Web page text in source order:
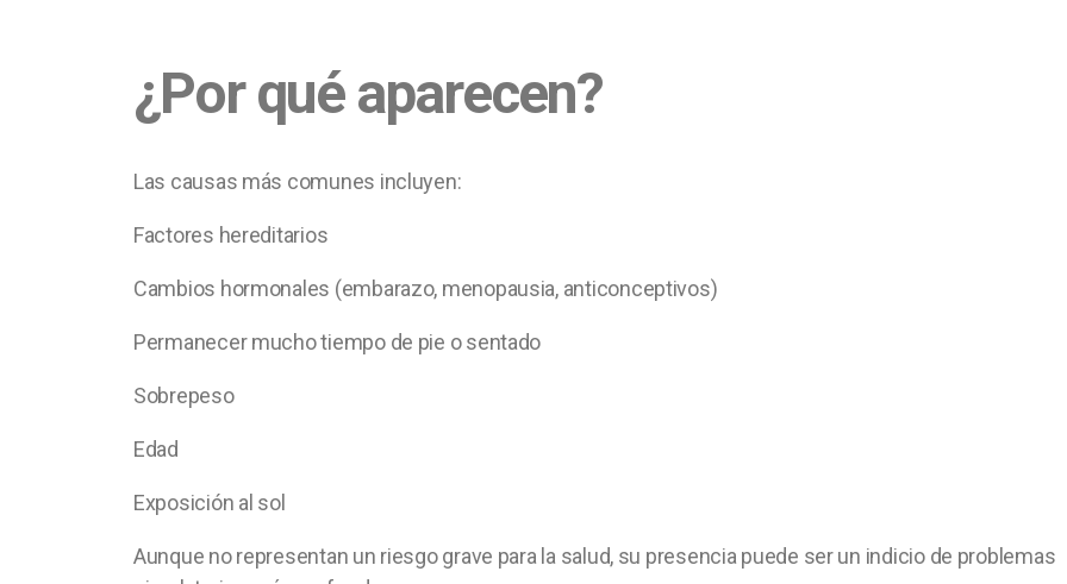
¿Por qué aparecen?
Las causas más comunes incluyen:
Factores hereditarios
Cambios hormonales (embarazo, menopausia, anticonceptivos)
Permanecer mucho tiempo de pie o sentado
Sobrepeso
Edad
Exposición al sol
Aunque no representan un riesgo grave para la salud, su presencia puede ser un indicio de problemas